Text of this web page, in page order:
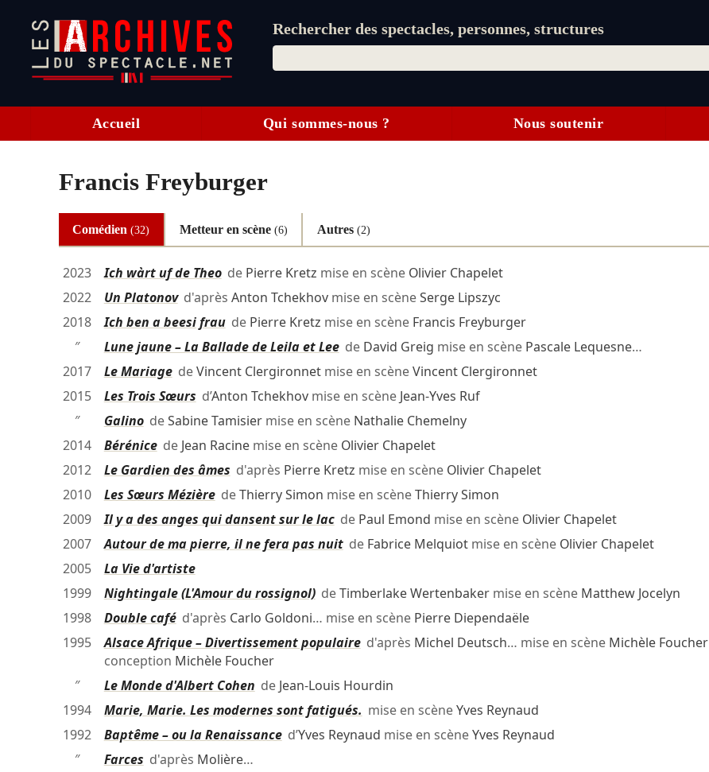
Rechercher des spectacles, personnes, structures
Accueil Qui sommes-nous ? Nous soutenir
Francis Freyburger
Comédien(32) Metteur en scène (6) Autres(2)
2023 Ich wàrt uf de Theode Pierre Kretz mise en scène Olivier Chapelet
2022
Un Platonovd'après Anton Tchekhovmise en scèneSerge Lipszyc
2018
Ich ben a beesi fraude Pierre Kretz mise en scène Francis Freyburger
″
Lune jaune – La Ballade de Leila et Leede David Greig mise en scène Pascale Lequesne…
2017
Le MariagedeVincent Clergironnetmise en scèneVincent Clergironnet
2015
Les Trois Sœurs d’Anton Tchekhovmise en scène Jean-Yves Ruf
″
GalinodeSabine Tamisiermise en scène Nathalie Chemelny
2014
Bérénicede Jean Racinemise en scène Olivier Chapelet
2012
Le Gardien des âmes d'après Pierre Kretz mise en scène Olivier Chapelet
2010
Les Sœurs MézièredeThierry Simon mise en scèneThierry Simon
2009
Il y a des anges qui dansent sur le lacde Paul Emond mise en scène Olivier Chapelet
2007
Autour de ma pierre, il ne fera pas nuitde Fabrice Melquiotmise en scène Olivier Chapelet
2005
La Vie d'artiste
1999
Nightingale (L'Amour du rossignol)deTimberlake Wertenbakermise en scène Matthew Jocelyn
1998
Double caféd'après Carlo Goldoni… mise en scène Pierre Diependaële
1995
Alsace Afrique – Divertissement populaired'après Michel Deutsch… mise en scène Michèle Foucher
conception Michèle Foucher
″
Le Monde d'Albert Cohen de Jean-Louis Hourdin
1994
Marie, Marie. Les modernes sont fatigués. mise en scèneYves Reynaud
1992
Baptême – ou la Renaissanced’Yves Reynaud mise en scèneYves Reynaud
″
Farces d'après Molière…